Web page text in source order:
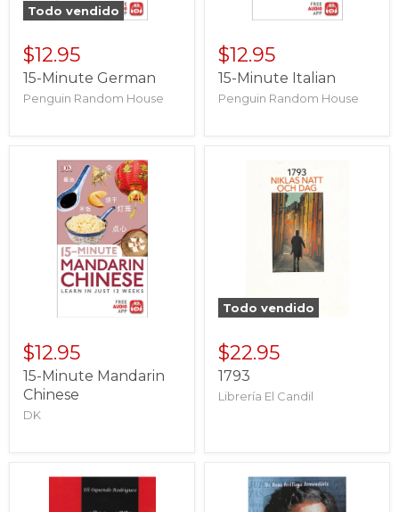
Todo vendido
$12.95
15-Minute German
Penguin Random House
$12.95
15-Minute Italian
Penguin Random House
$12.95
15-Minute Mandarin
Chinese
DK
Todo vendido
$22.95
1793
Librería El Candil